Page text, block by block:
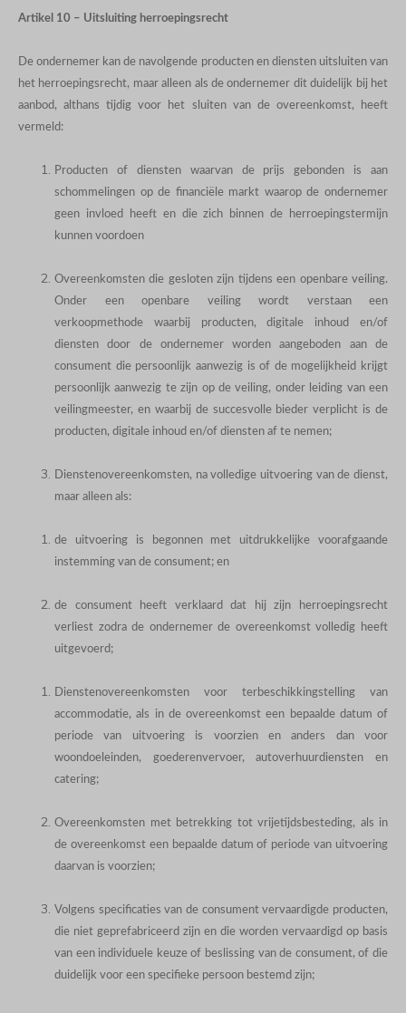
Artikel 10 – Uitsluiting herroepingsrecht
De ondernemer kan de navolgende producten en diensten uitsluiten van
het herroepingsrecht, maar alleen als de ondernemer dit duidelijk bij het
aanbod, althans tijdig voor het sluiten van de overeenkomst, heeft
vermeld:
Producten of diensten waarvan de prijs gebonden is aan
schommelingen op de financiële markt waarop de ondernemer
geen invloed heeft en die zich binnen de herroepingstermijn
kunnen voordoen
Overeenkomsten die gesloten zijn tijdens een openbare veiling.
Onder een openbare veiling wordt verstaan een
verkoopmethode waarbij producten, digitale inhoud en/of
diensten door de ondernemer worden aangeboden aan de
consument die persoonlijk aanwezig is of de mogelijkheid krijgt
persoonlijk aanwezig te zijn op de veiling, onder leiding van een
veilingmeester, en waarbij de succesvolle bieder verplicht is de
producten, digitale inhoud en/of diensten af te nemen;
Dienstenovereenkomsten, na volledige uitvoering van de dienst,
maar alleen als:
de uitvoering is begonnen met uitdrukkelijke voorafgaande
instemming van de consument; en
de consument heeft verklaard dat hij zijn herroepingsrecht
verliest zodra de ondernemer de overeenkomst volledig heeft
uitgevoerd;
Dienstenovereenkomsten voor terbeschikkingstelling van
accommodatie, als in de overeenkomst een bepaalde datum of
periode van uitvoering is voorzien en anders dan voor
woondoeleinden, goederenvervoer, autoverhuurdiensten en
catering;
Overeenkomsten met betrekking tot vrijetijdsbesteding, als in
de overeenkomst een bepaalde datum of periode van uitvoering
daarvan is voorzien;
Volgens specificaties van de consument vervaardigde producten,
die niet geprefabriceerd zijn en die worden vervaardigd op basis
van een individuele keuze of beslissing van de consument, of die
duidelijk voor een specifieke persoon bestemd zijn;